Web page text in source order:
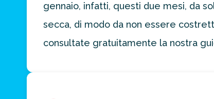
PREVENTIVO
gennaio, infatti, questi due mesi, da
secca, di modo da non essere
consultate gratuitamente la nostra